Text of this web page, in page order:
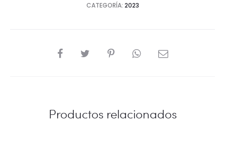
CATEGORÍA: 2023
SHARE
Productos relacionados